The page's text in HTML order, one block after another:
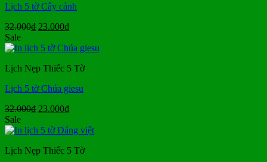
Lịch 5 tờ Cây cảnh
32.000₫ Giá
là:
23.000₫Giá
tại
23.000₫.
Sale
Lịch Nẹp Thiếc 5 Tờ
Lịch 5 tờ Chúa giesu
32.000₫ Giá
là:
23.000₫Giá
tại
23.000₫.
Sale
Lịch Nẹp Thiếc 5 Tờ